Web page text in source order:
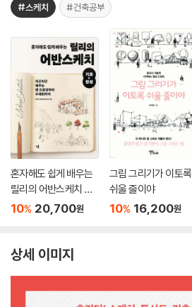
#스케치 #건축공부
혼자해도 쉽게 배우는
릴리의 어반스케치 기
초+완성
10% 20,700원
그림 그리기가 이토록
쉬울 줄이야
10% 16,200원
상세 이미지